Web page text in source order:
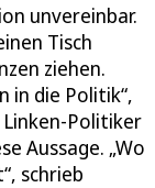
unvereinbar.
Tisch
ziehen.
in die Politik“,
Politiker
Aussage. „Wo
schrieb